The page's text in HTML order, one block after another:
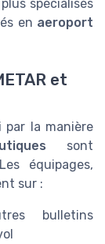
spécialisés
en aeroport
et
par la manière
sont
équipages,
sur :
bulletins